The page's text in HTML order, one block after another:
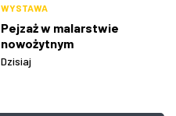
WYSTAWA
Pejzaż w malarstwie
nowożytnym
Dzisiaj